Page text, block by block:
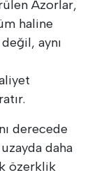
Azorlar,
haline
aynı
derecede
daha
özerklik